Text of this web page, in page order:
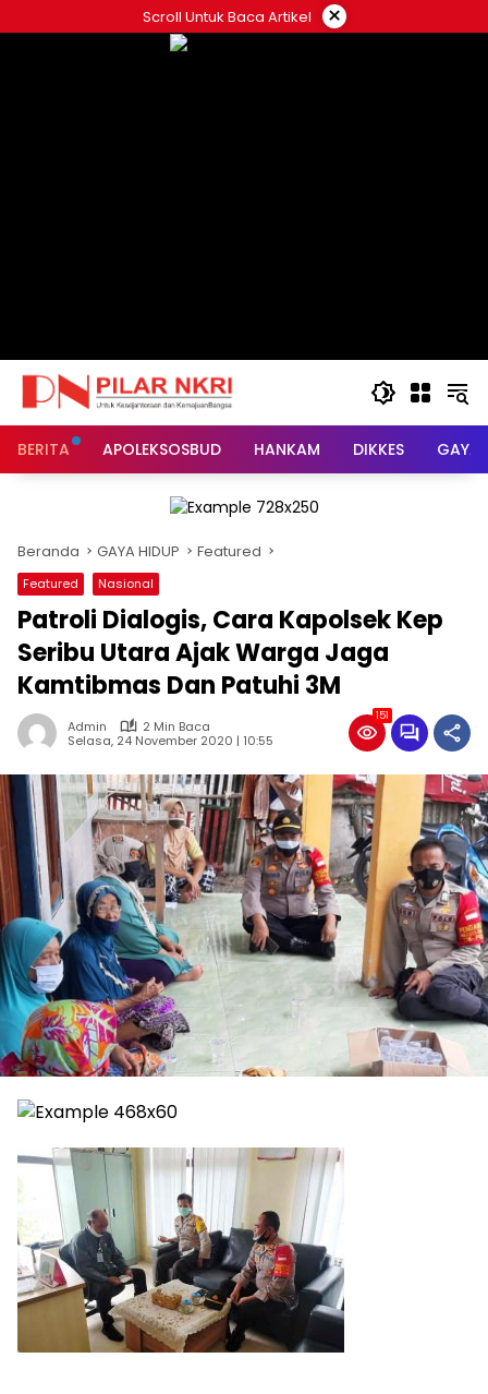
ke
Scroll Untuk Baca Artikel ×
BERITA APOLEKSOSBUD HANKAM DIKKES GAYA
Beranda GAYA HIDUP Featured
Featured Nasional
Patroli Dialogis, Cara Kapolsek Kep
Seribu Utara Ajak Warga Jaga
Kamtibmas Dan Patuhi 3M
Admin
2 Min Baca
Selasa, 24 November 2020 | 10:55
151